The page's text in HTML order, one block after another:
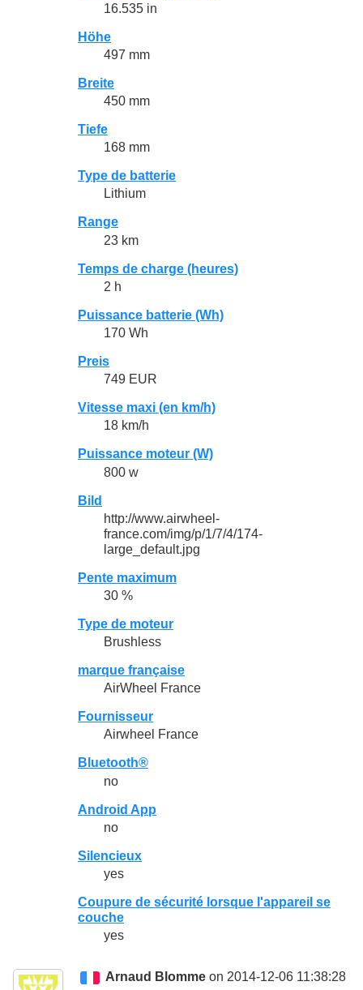
16.535 in
Höhe
497 mm
Breite
450 mm
Tiefe
168 mm
Type de batterie
Lithium
Range
23 km
Temps de charge (heures)
2 h
Puissance batterie (Wh)
170 Wh
Preis
749 EUR
Vitesse maxi (en km/h)
18 km/h
Puissance moteur (W)
800 w
Bild
http://www.airwheel-
france.com/img/p/1/7/4/174-
large_default.jpg
Pente maximum
30 %
Type de moteur
Brushless
marque française
AirWheel France
Fournisseur
Airwheel France
Bluetooth®
no
Android App
no
Silencieux
yes
Coupure de sécurité lorsque l'appareil se
couche
yes
Arnaud Blomme on 2014-12-06 11:38:28